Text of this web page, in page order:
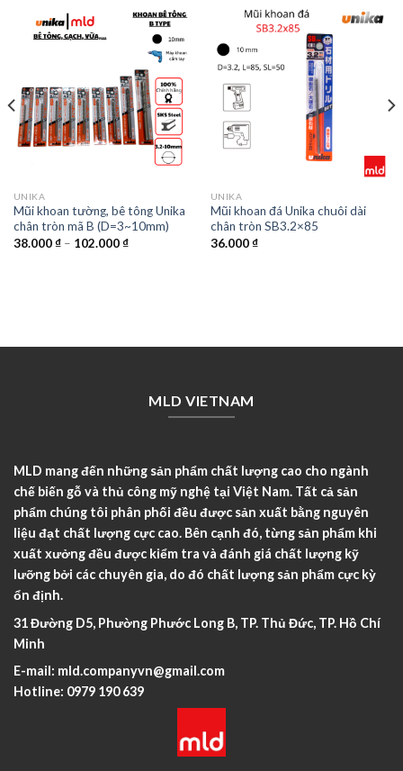
UNIKA
Mũi khoan tường, bê tông Unika
chân tròn mã B (D=3~10mm)
38.000₫– 102.000₫
UNIKA
Mũi khoan đá Unika chuôi dài
chân tròn SB3.2×85
36.000₫
MLD VIETNAM
MLD mang đến những sản phẩm chất lượng cao cho ngành
chế biến gỗ và thủ công mỹ nghệ tại Việt Nam. Tất cả sản
phẩm chúng tôi phân phối đều được sản xuất bằng nguyên
liệu đạt chất lượng cực cao. Bên cạnh đó, từng sản phẩm khi
xuất xưởng đều được kiểm tra và đánh giá chất lượng kỹ
lưỡng bởi các chuyên gia, do đó chất lượng sản phẩm cực kỳ
ổn định.
31 Đường D5, Phường Phước Long B, TP. Thủ Đức, TP. Hồ Chí
Minh
E-mail: mld.companyvn@gmail.com
Hotline: 0979 190 639